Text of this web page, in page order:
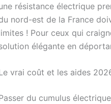
résistance électrique
nord-est de la France
! Pour ceux qui
élégante en
vrai coût et les aides
du cumulus